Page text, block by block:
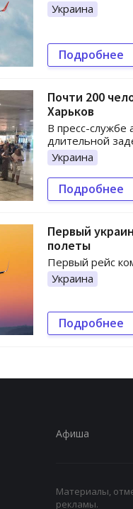
Украина
Подробнее
Почти 200
Харьков
В пресс-службе
длительной
Украина
Подробнее
Первый
полеты
Первый рейс
Украина
Подробнее
Афиша
Материалы,
рекламы.